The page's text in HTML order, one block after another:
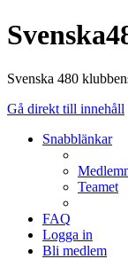
Svenska 480
Gå direkt till innehåll
Snabblänkar
Teamet
FAQ
Logga in
Bli medlem